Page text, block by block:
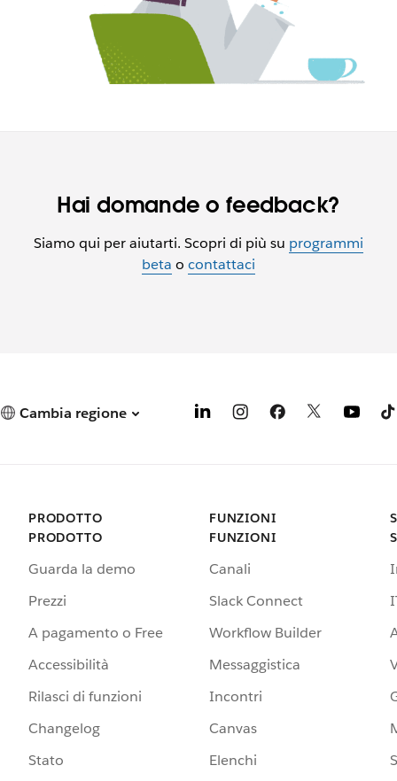
Hai domande o feedback?
Siamo qui per aiutarti. Scopri di più su programmi
beta o contattaci
Cambia regione
PRODOTTO
PRODOTTO
Guarda la demo
Prezzi
A pagamento o Free
Accessibilità
Rilasci di funzioni
Changelog
Stato
FUNZIONI
FUNZIONI
Canali
Slack Connect
Workflow Builder
Messaggistica
Incontri
Canvas
Elenchi